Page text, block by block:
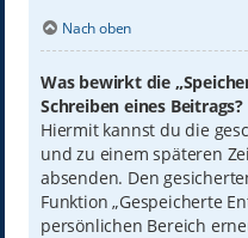
Nach oben
Was bewirkt die
Schreiben eines Beitrags?
Hiermit kannst du die
und zu einem späteren
absenden. Den
Funktion „Gespeicherte
persönlichen Bereich